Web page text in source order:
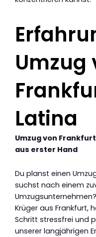
Umzug
Latina
Umzug von
aus erster Hand
Du planst einen
suchst nach einem
Krüger aus Frankfurt,
Schritt stressfrei und
unserer langjährigen